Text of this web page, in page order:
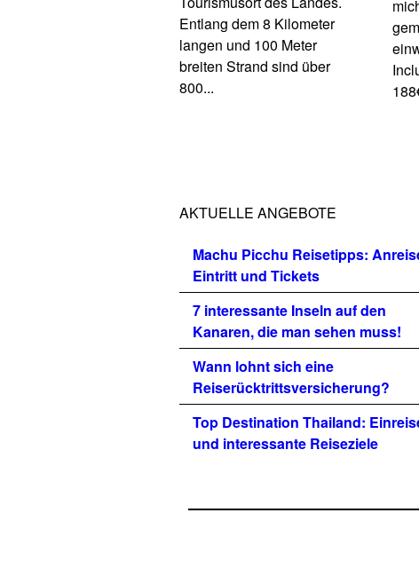
Entlang dem 8 Kilometer
langen und 100 Meter
breiten Strand sind über
800...
AKTUELLE ANGEBOTE
Machu Picchu Reisetipps:
Eintritt und Tickets
7 interessante Inseln auf den
Kanaren, die man sehen muss!
Wann lohnt sich eine
Reiserücktrittsversicherung?
Top Destination Thailand:
und interessante Reiseziele